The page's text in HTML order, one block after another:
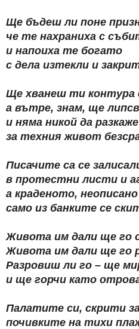
Ще бъдеш ли поне
че те нахраниха с
и напоиха те богато
с дела изтекли и
Ще хванеш ти контура
а вътре, знам, ще
и няма никой да разкаже
за техния живот
Писачите са се
в протестни листи и
а краденото, неописано
само из банките се
Живота им дали ще го
Живота им дали ще го
Разровиш ли го – ще
и ще горчи като
Палатите си, скрити
почивките на тихи